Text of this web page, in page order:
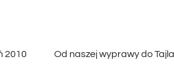
2010 Od naszej wyprawy do